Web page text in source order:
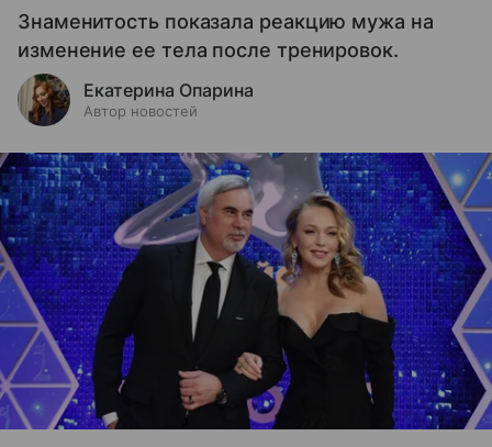
Знаменитость показала реакцию мужа на
изменение ее тела после тренировок.
Екатерина Опарина
Автор новостей